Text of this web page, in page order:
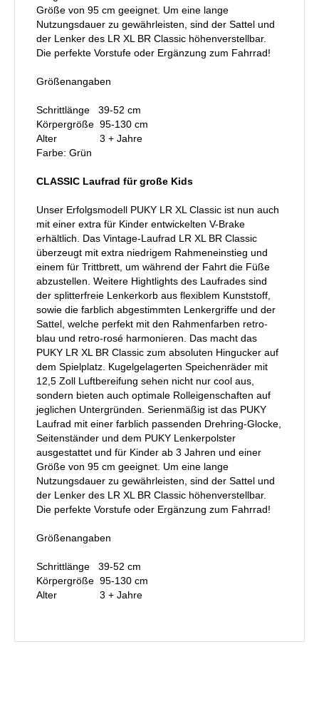
Größe von 95 cm geeignet. Um eine lange
Nutzungsdauer zu gewährleisten, sind der Sattel und
der Lenker des LR XL BR Classic höhenverstellbar.
Die perfekte Vorstufe oder Ergänzung zum Fahrrad!
Größenangaben
Schrittlänge 39-52 cm
Körpergröße 95-130 cm
Alter 3 + Jahre
Farbe: Grün
CLASSIC Laufrad für große Kids
Unser Erfolgsmodell PUKY LR XL Classic ist nun auch
mit einer extra für Kinder entwickelten V-Brake
erhältlich. Das Vintage-Laufrad LR XL BR Classic
überzeugt mit extra niedrigem Rahmeneinstieg und
einem für Trittbrett, um während der Fahrt die Füße
abzustellen. Weitere Hightlights des Laufrades sind
der splitterfreie Lenkerkorb aus flexiblem Kunststoff,
sowie die farblich abgestimmten Lenkergriffe und der
Sattel, welche perfekt mit den Rahmenfarben retro-
blau und retro-rosé harmonieren. Das macht das
PUKY LR XL BR Classic zum absoluten Hingucker auf
dem Spielplatz. Kugelgelagerten Speichenräder mit
12,5 Zoll Luftbereifung sehen nicht nur cool aus,
sondern bieten auch optimale Rolleigenschaften auf
jeglichen Untergründen. Serienmäßig ist das PUKY
Laufrad mit einer farblich passenden Drehring-Glocke,
Seitenständer und dem PUKY Lenkerpolster
ausgestattet und für Kinder ab 3 Jahren und einer
Größe von 95 cm geeignet. Um eine lange
Nutzungsdauer zu gewährleisten, sind der Sattel und
der Lenker des LR XL BR Classic höhenverstellbar.
Die perfekte Vorstufe oder Ergänzung zum Fahrrad!
Größenangaben
Schrittlänge 39-52 cm
Körpergröße 95-130 cm
Alter 3 + Jahre